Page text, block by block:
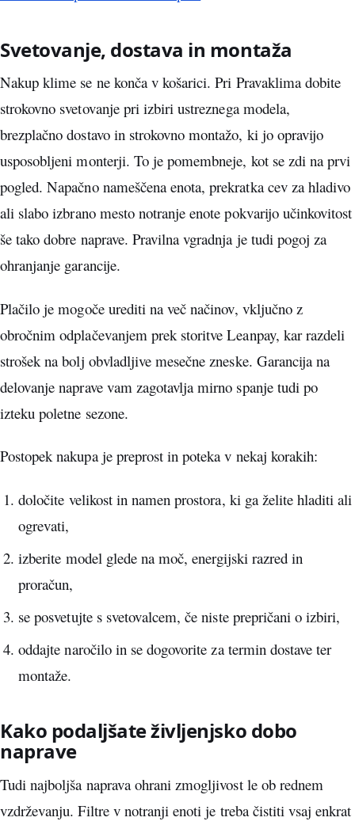
Svetovanje, dostava in montaža
Nakup klime se ne konča v košarici. Pri Pravaklima dobite
strokovno svetovanje pri izbiri ustreznega modela,
brezplačno dostavo in strokovno montažo, ki jo opravijo
usposobljeni monterji. To je pomembneje, kot se zdi na prvi
pogled. Napačno nameščena enota, prekratka cev za hladivo
ali slabo izbrano mesto notranje enote pokvarijo učinkovitost
še tako dobre naprave. Pravilna vgradnja je tudi pogoj za
ohranjanje garancije.
Plačilo je mogoče urediti na več načinov, vključno z
obročnim odplačevanjem prek storitve Leanpay, kar razdeli
strošek na bolj obvladljive mesečne zneske. Garancija na
delovanje naprave vam zagotavlja mirno spanje tudi po
izteku poletne sezone.
Postopek nakupa je preprost in poteka v nekaj korakih:
določite velikost in namen prostora, ki ga želite hladiti ali
ogrevati,
izberite model glede na moč, energijski razred in
proračun,
se posvetujte s svetovalcem, če niste prepričani o izbiri,
oddajte naročilo in se dogovorite za termin dostave ter
montaže.
Kako podaljšate življenjsko dobo
naprave
Tudi najboljša naprava ohrani zmogljivost le ob rednem
vzdrževanju. Filtre v notranji enoti je treba čistiti vsaj enkrat